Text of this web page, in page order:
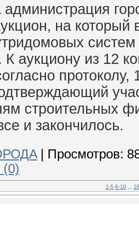
на
К аукциону из 12
строительных
и закончилось.
| Просмотров:
1-5 6-10